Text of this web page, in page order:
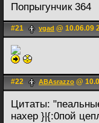
Попрыгунчик 364
#21 ygad @ 10.06.09
#22 ABAsrazzo @
Цитаты:
нахер }|{:0пой